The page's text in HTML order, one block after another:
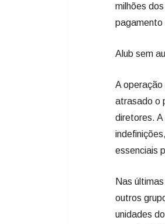
milhões
pagamento
Alub sem
A
atrasado o
diretores. A
essenciais
Nas
outros
unidades